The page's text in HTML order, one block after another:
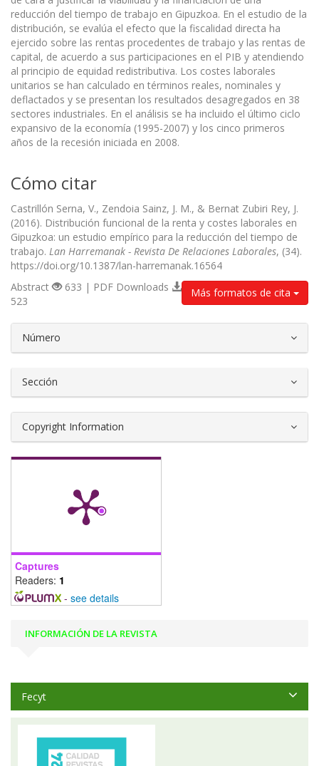
reducción del tiempo de trabajo en Gipuzkoa. En el estudio de la
distribución, se evalúa el efecto que la fiscalidad directa ha
ejercido sobre las rentas procedentes de trabajo y las rentas de
capital, de acuerdo a sus participaciones en el PIB y atendiendo
al principio de equidad redistributiva. Los costes laborales
unitarios se han calculado en términos reales, nominales y
deflactados y se presentan los resultados desagregados en 38
sectores industriales. En el análisis se ha incluido el último ciclo
expansivo de la economía (1995-2007) y los cinco primeros
años de la recesión iniciada en 2008.
Cómo citar
Castrillón Serna, V., Zendoia Sainz, J. M., & Bernat Zubiri Rey, J.
(2016). Distribución funcional de la renta y costes laborales en
Gipuzkoa: un estudio empírico para la reducción del tiempo de
trabajo. Lan Harremanak - Revista De Relaciones Laborales, (34).
https://doi.org/10.1387/lan-harremanak.16564
Más formatos de cita
Abstract
633 | PDF Downloads
523
Número
Sección
Copyright Information
Captures
Readers: 1
- see details
INFORMACIÓN DE LA REVISTA
Fecyt